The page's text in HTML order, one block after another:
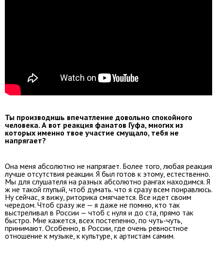
Ты производишь впечатление довольно спокойного
человека. А вот реакция фанатов Гуфа, многих из
которых именно твое участие смущало, тебя не
напрягает?
Она меня абсолютно не напрягает. Более того, любая реакция
лучше отсутствия реакции. Я был готов к этому, естественно.
Мы для слушателя на разных абсолютно рангах находимся. Я
ж не такой глупый, чтоб думать. что я сразу всем понравлюсь.
Ну сейчас, я вижу, риторика смягчается. Все идет своим
чередом. Чтоб сразу же — я даже не помню, кто так
выстреливал в России — чтоб с нуля и до ста, прямо так
быстро. Мне кажется, всех постепенно, по чуть-чуть,
принимают. Особенно, в России, где очень ревностное
отношение к музыке, к культуре, к артистам самим.